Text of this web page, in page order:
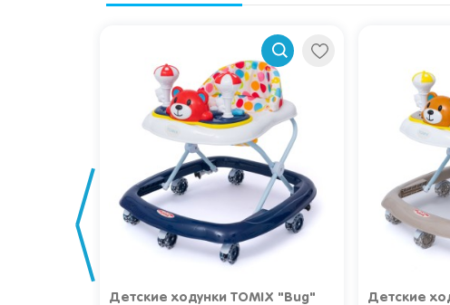
Детские ходунки TOMIX "Bug"
Детские